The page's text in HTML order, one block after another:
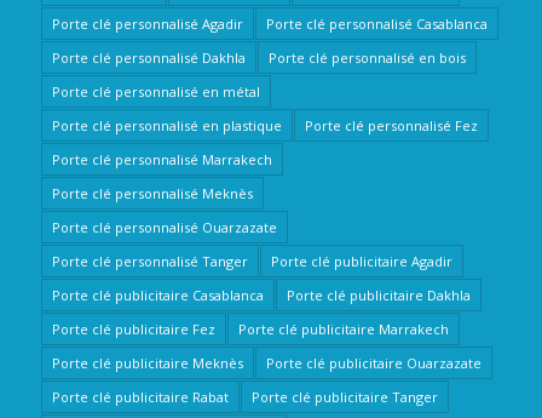
Porte clé personnalisé Agadir
Porte clé personnalisé Casablanca
Porte clé personnalisé Dakhla
Porte clé personnalisé en bois
Porte clé personnalisé en métal
Porte clé personnalisé en plastique
Porte clé personnalisé Fez
Porte clé personnalisé Marrakech
Porte clé personnalisé Meknès
Porte clé personnalisé Ouarzazate
Porte clé personnalisé Tanger
Porte clé publicitaire Agadir
Porte clé publicitaire Casablanca
Porte clé publicitaire Dakhla
Porte clé publicitaire Fez
Porte clé publicitaire Marrakech
Porte clé publicitaire Meknès
Porte clé publicitaire Ouarzazate
Porte clé publicitaire Rabat
Porte clé publicitaire Tanger